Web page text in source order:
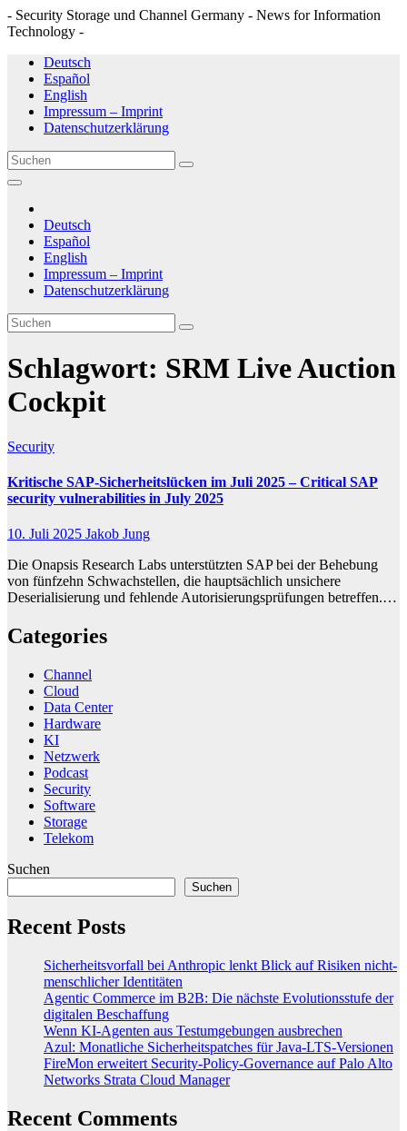
- Security Storage und Channel Germany - News for Information
Technology -
Zum
Inhalt
springen
Deutsch
Español
English
Impressum – Imprint
Datenschutzerklärung
Deutsch
Español
English
Impressum – Imprint
Datenschutzerklärung
Schlagwort: SRM Live Auction
Cockpit
Security
Kritische SAP-Sicherheitslücken im Juli 2025 – Critical SAP
security vulnerabilities in July 2025
10. Juli 2025 Jakob Jung
Die Onapsis Research Labs unterstützten SAP bei der Behebung
von fünfzehn Schwachstellen, die hauptsächlich unsichere
Deserialisierung und fehlende Autorisierungsprüfungen betreffen.…
Categories
Channel
Cloud
Data Center
Hardware
KI
Netzwerk
Podcast
Security
Software
Storage
Telekom
Suchen
Suchen
Recent Posts
Sicherheitsvorfall bei Anthropic lenkt Blick auf Risiken nicht-
menschlicher Identitäten
Agentic Commerce im B2B: Die nächste Evolutionsstufe der
digitalen Beschaffung
Wenn KI-Agenten aus Testumgebungen ausbrechen
Azul: Monatliche Sicherheitspatches für Java-LTS-Versionen
FireMon erweitert Security-Policy-Governance auf Palo Alto
Networks Strata Cloud Manager
Recent Comments